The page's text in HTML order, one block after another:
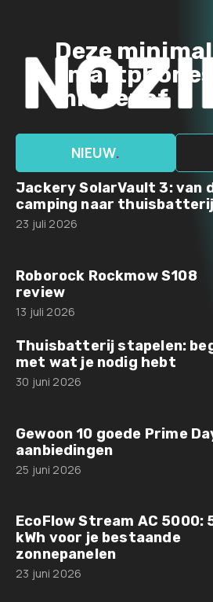
inhoud
Deze
minder af
NIEUW.
Jackery SolarVault 3: van
camping naar thuisbatterij
23 juli 2026
Roborock Rockmow S108
review
13 juli 2026
Thuisbatterij stapelen:
met wat je nodig hebt
30 juni 2026
Gewoon 10 goede Prime
aanbiedingen
25 juni 2026
EcoFlow Stream AC 5000:
kWh voor je bestaande
zonnepanelen
23 juni 2026